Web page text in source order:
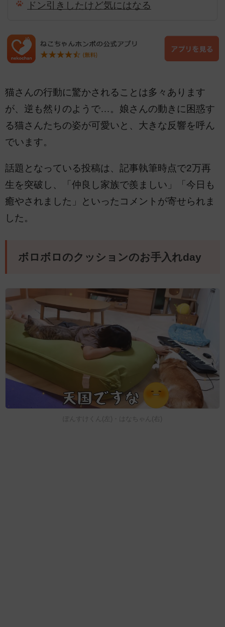
ドン引きしたけど気にはなる
猫さんの行動に驚かされることは多々あります
が、逆も然りのようで…。娘さんの動きに困惑す
る猫さんたちの姿が可愛いと、大きな反響を呼ん
でいます。
話題となっている投稿は、記事執筆時点で2万再
生を突破し、「仲良し家族で羨ましい」「今日も
癒やされました」といったコメントが寄せられま
した。
ボロボロのクッションのお手入れday
ぽんすけくん(左)・はなちゃん(右)